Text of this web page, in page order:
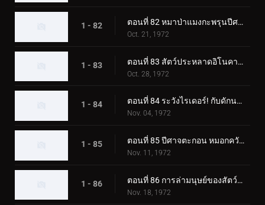
1 - 82 ตอนที่ 82 หมาป่าแมงกะพรุนปีศาจ ชั่วโมงเร่งด่วนอันน่าสะพรึงกลัว
Oct. 21, 1972
1 - 83 ตอนที่ 83 สัตว์ประหลาดอิโนคาบุตง เอาชนะไรเดอร์ด้วยแก๊สบ้าคลั่ง
Oct. 28, 1972
1 - 84 ตอนที่ 84 ระวังไรเดอร์! กับดักนรกของอิโซจินจากัวร์
Nov. 04, 1972
1 - 85 ตอนที่ 85 ปีศาจตะกอน หมอกควันสังหารอันน่าสยดสยอง
Nov. 11, 1972
1 - 86 ตอนที่ 86 การล่ามนุษย์ของสัตว์ประหลาด Eaglemantis
Nov. 18, 1972